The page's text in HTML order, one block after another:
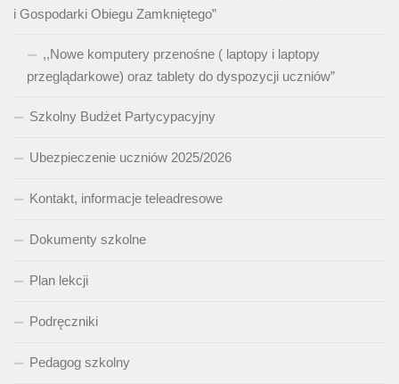
i Gospodarki Obiegu Zamkniętego”
,,Nowe komputery przenośne ( laptopy i laptopy
przeglądarkowe) oraz tablety do dyspozycji uczniów”
Szkolny Budżet Partycypacyjny
Ubezpieczenie uczniów 2025/2026
Kontakt, informacje teleadresowe
Dokumenty szkolne
Plan lekcji
Podręczniki
Pedagog szkolny